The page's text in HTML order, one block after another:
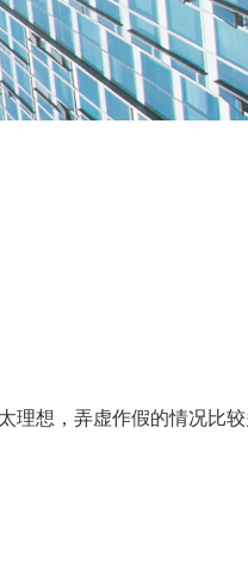
理想，弄虚作假的情况比